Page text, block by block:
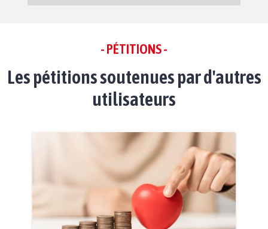
- PÉTITIONS -
Les pétitions soutenues par d'autres
utilisateurs